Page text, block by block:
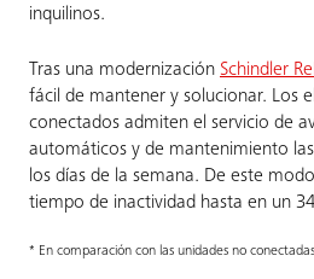
inquilinos.
Tras una modernización Schindler
fácil de mantener y solucionar. Los
conectados admiten el servicio de
automáticos y de mantenimiento
los días de la semana. De este
tiempo de inactividad hasta en un
* En comparación con las unidades no